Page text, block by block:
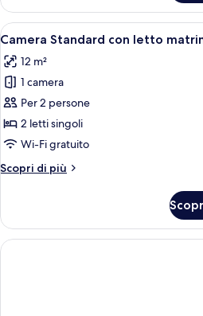
uso
singolo
Apri
tutte
le
foto
per
Camera
Standard
letto
2
letti
9
Camera Standard con letto
12 m²
1 camera
Per 2 persone
2 letti singoli
Wi-Fi gratuito
Scopri di più
Altri
Standard
con
letto